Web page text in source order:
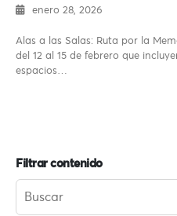
enero 28, 2026
Alas a las Salas: Ruta por la
del 12 al 15 de febrero que
espacios…
Filtrar contenido